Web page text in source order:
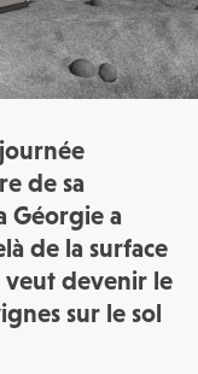
de sa
Géorgie a
de la surface
veut devenir le
sur le sol